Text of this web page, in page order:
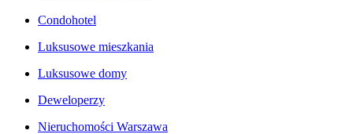
Condohotel
Luksusowe mieszkania
Luksusowe domy
Deweloperzy
Nieruchomości Warszawa